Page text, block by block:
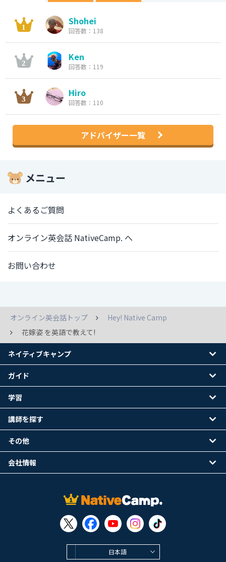
Shohei
回答数：138
Ken
回答数：119
Hiro
回答数：110
アドバイザー一覧
メニュー
よくあるご質問
オンライン英会話 NativeCamp. へ
お問い合わせ
オンライン英会話トップ
Hey! Native Camp
花嫁姿 を英語で教えて!
日本語
ネイティブキャンプ
ガイド
学習
講師を探す
その他
会社情報